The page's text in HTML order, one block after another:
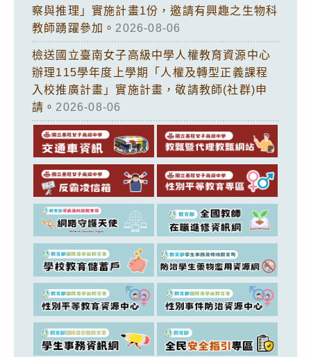
察與推理」實施計畫1份，邀請有興趣之生物科
教師踴躍參加。 2026-08-06
檢送國立臺南女子高級中學人權教育資源中心
辦理115學年度上學期「人權及轉型正義課程
入校推廣計畫」實施計畫，敬請教師(社群)申
請。 2026-08-06